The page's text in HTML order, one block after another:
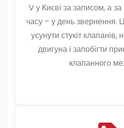
V у Києві за записом, а за
часу – у день звернення.
усунути стукіт клапанів,
двигуна і запобігти
клапанного